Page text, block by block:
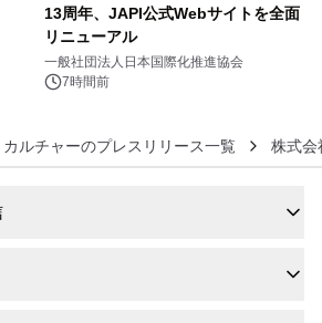
13周年、JAPI公式Webサイトを全面
リニューアル
一般社団法人日本国際化推進協会
7時間前
ルチャーのプレスリリース一覧 株式会